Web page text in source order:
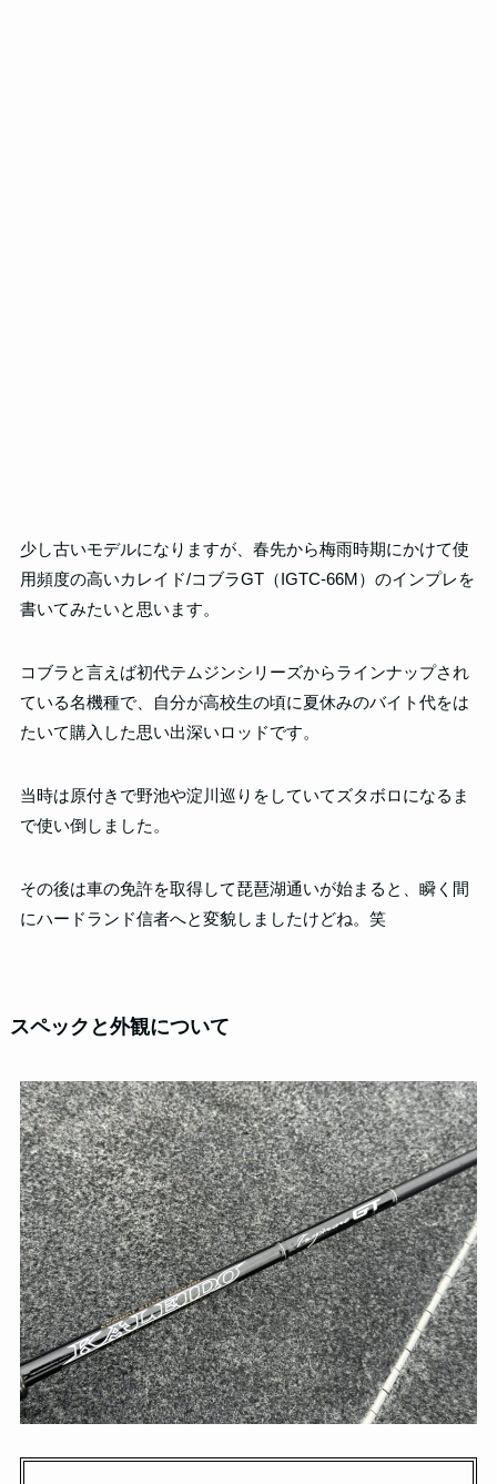
少し古いモデルになりますが、春先から梅雨時期にかけて使
用頻度の高いカレイド/コブラGT（IGTC-66M）のインプレを
書いてみたいと思います。
コブラと言えば初代テムジンシリーズからラインナップされ
ている名機種で、自分が高校生の頃に夏休みのバイト代をは
たいて購入した思い出深いロッドです。
当時は原付きで野池や淀川巡りをしていてズタボロになるま
で使い倒しました。
その後は車の免許を取得して琵琶湖通いが始まると、瞬く間
にハードランド信者へと変貌しましたけどね。笑
スペックと外観について